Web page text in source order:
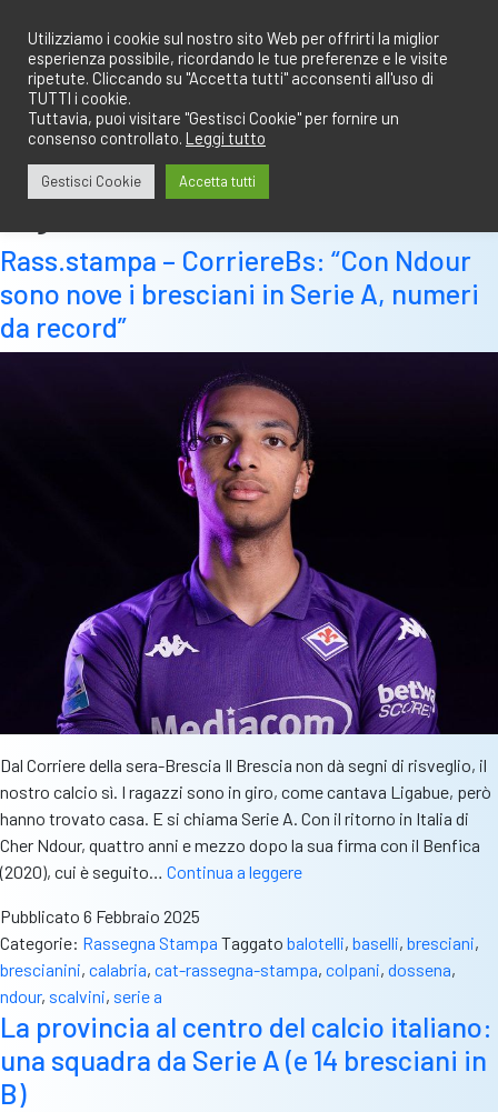
contenuto
Rass.stampa – CorriereBs: “Con Ndour
sono nove i bresciani in Serie A, numeri
da record”
Dal Corriere della sera-Brescia Il Brescia non dà segni di risveglio, il
nostro calcio sì. I ragazzi sono in giro, come cantava Ligabue, però
hanno trovato casa. E si chiama Serie A. Con il ritorno in Italia di
Cher Ndour, quattro anni e mezzo dopo la sua firma con il Benfica
(2020), cui è seguito… Continua a leggereRass.stampa
“Con
Ndour
nove
i
Pubblicato 6 Febbraio 2025
Categorie: Rassegna Stampa Taggato balotelli, baselli, bresciani,
brescianini, calabria, cat-rassegna-stampa, colpani, dossena,
ndour, scalvini, serie a
La provincia al centro del calcio italiano:
una squadra da Serie A (e 14 bresciani in
B)
Utilizziamo i cookie sul nostro sito Web per offrirti la miglior
esperienza possibile, ricordando le tue preferenze e le visite
ripetute. Cliccando su "Accetta tutti" acconsenti all'uso di
TUTTI i cookie.
Tuttavia, puoi visitare "Gestisci Cookie" per fornire un
consenso controllato. Leggi tutto
Gestisci Cookie Accetta tutti